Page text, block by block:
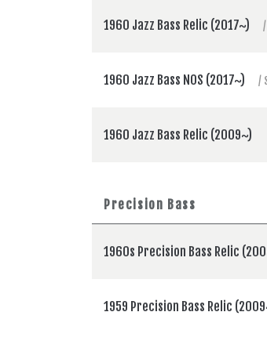
1960 Jazz Bass Relic (2017~)
1960 Jazz Bass NOS (2017~) /
1960 Jazz Bass Relic (2009~)
Precision Bass
1960s Precision Bass Relic
1959 Precision Bass Relic